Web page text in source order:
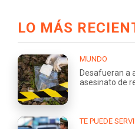
LO MÁS
MUNDO
Desafueran a
asesinato de
TE PUEDE